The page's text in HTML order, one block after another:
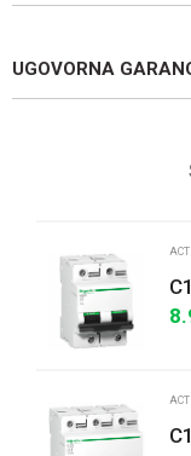
UGOVORNA
Poruka
-